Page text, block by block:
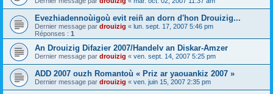
Evezhiadennoùigoù evit reiñ an dorn d'hon Drouizig...
Dernier message par drouizig « lun. sept. 17, 2007 5:46 pm
Réponses : 1
An Drouizig Difazier 2007/Handelv an Diskar-Amzer
Dernier message par drouizig « ven. sept. 14, 2007 5:25 pm
ADD 2007 ouzh Romantoù « Priz ar yaouankiz 2007 »
Dernier message par drouizig « ven. juin 15, 2007 2:35 pm